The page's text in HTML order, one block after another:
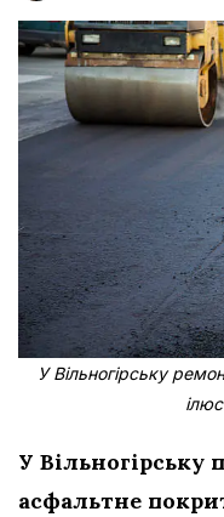
У Вільногірську
У Вільногірську
асфальтне